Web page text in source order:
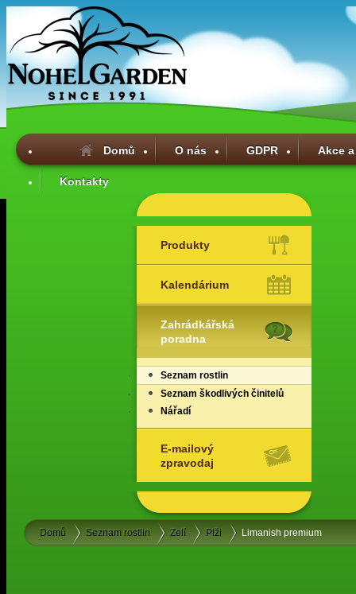
Domů O nás GDPR Akce
Kontakty
Produkty
Kalendárium
Zahrádkářská
poradna
Seznam rostlin
Seznam škodlivých činitelů
Nářadí
E-mailový
zpravodaj
Domů Seznam rostlin Zelí Plži Limanish premium